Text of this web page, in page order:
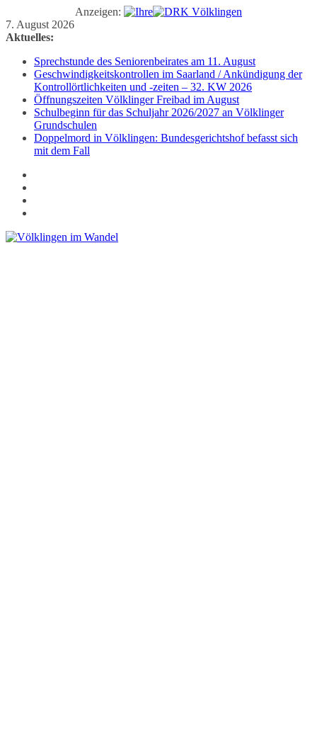
Anzeigen:
Zum
Inhalt
7. August 2026
Aktuelles:
Sprechstunde des Seniorenbeirates am 11. August
Geschwindigkeitskontrollen im Saarland / Ankündigung der
Kontrollörtlichkeiten und -zeiten – 32. KW 2026
Öffnungszeiten Völklinger Freibad im August
Schulbeginn für das Schuljahr 2026/2027 an Völklinger
Grundschulen
Doppelmord in Völklingen: Bundesgerichtshof befasst sich
mit dem Fall